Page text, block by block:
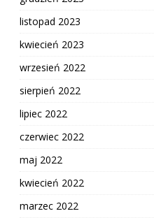
listopad 2023
kwiecień 2023
wrzesień 2022
sierpień 2022
lipiec 2022
czerwiec 2022
maj 2022
kwiecień 2022
marzec 2022